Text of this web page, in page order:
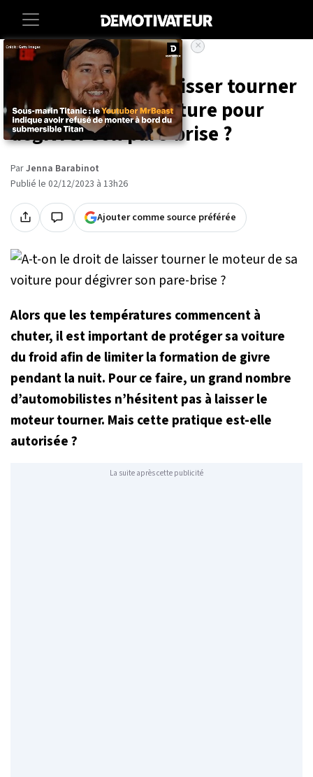
Accueil Vie-pratique
A-t-on le droit de laisser tourner
le moteur de sa voiture pour
dégivrer son pare-brise ?
ParJenna Barabinot
Publié le 02/12/2023 à 13h26
Ajouter comme source préférée
Alors que les températures commencent à
chuter, il est important de protéger sa voiture
du froid afin de limiter la formation de givre
pendant la nuit. Pour ce faire, un grand nombre
d’automobilistes n’hésitent pas à laisser le
moteur tourner. Mais cette pratique est-elle
autorisée ?
La suite après cette publicité
×